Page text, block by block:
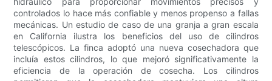
controlados lo hace más confiable y menos propenso a fallas
mecánicas. Un estudio de caso de una granja a gran escala
en California ilustra los beneficios del uso de cilindros
telescópicos. La finca adoptó una nueva cosechadora que
incluía estos cilindros, lo que mejoró significativamente la
eficiencia de la operación de cosecha. Los cilindros